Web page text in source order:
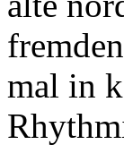
mal in